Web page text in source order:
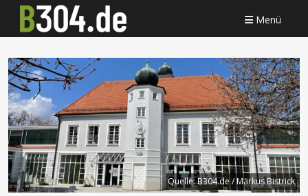
Menü
Quelle:B304.de / Markus Bistrick